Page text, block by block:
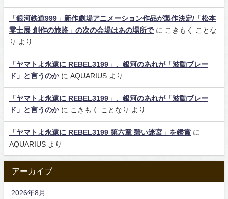
「銀河鉄道999」新作劇場アニメーション作品が製作決定/「松本
零士展 創作の旅路」の次の会場はあの場所でに
こきもく ことな
り
より
「ヤマトよ永遠に REBEL3199」、銀河のあれが「波動ブレー
ド」と言うのかに AQUARIUS より
「ヤマトよ永遠に REBEL3199」、銀河のあれが「波動ブレー
ド」と言うのかに こきもく ことなり より
「ヤマトよ永遠に REBEL3199 第六章 碧い迷宮」を鑑賞 に
AQUARIUS より
アーカイブ
2026年8月